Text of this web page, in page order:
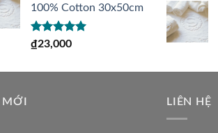
100% Cotton 30x50cm
Được xếp
₫23,000
LIÊN HỆ